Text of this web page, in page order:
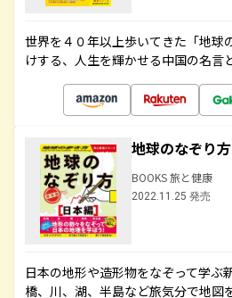
世界を４０年以上歩いてきた「地球
けする、人生を輝かせる中国の名言
地球のなぞり
BOOKS 旅と健康
2022.11.25 発売
日本の地形や造形物をなぞって学ぶ
橋、川、湖、半島など旅気分で地図